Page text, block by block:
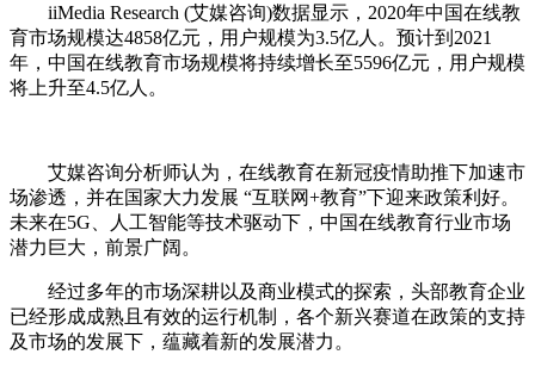
iiMedia Research (艾媒咨询)数据显示，2020年中国在线教
育市场规模达4858亿元，用户规模为3.5亿人。预计到2021
年，中国在线教育市场规模将持续增长至5596亿元，用户规模
将上升至4.5亿人。
艾媒咨询分析师认为，在线教育在新冠疫情助推下加速市
场渗透，并在国家大力发展 “互联网+教育”下迎来政策利好。
未来在5G、人工智能等技术驱动下，中国在线教育行业市场
潜力巨大，前景广阔。
经过多年的市场深耕以及商业模式的探索，头部教育企业
已经形成成熟且有效的运行机制，各个新兴赛道在政策的支持
及市场的发展下，蕴藏着新的发展潜力。